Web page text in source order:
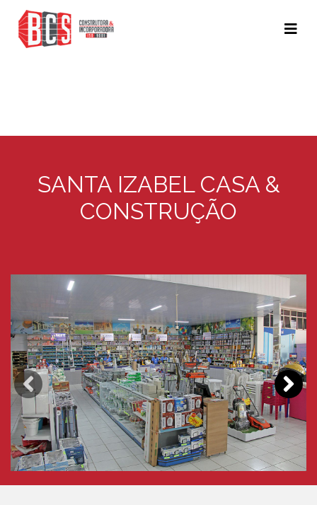
SANTA IZABEL CASA &
CONSTRUÇÃO